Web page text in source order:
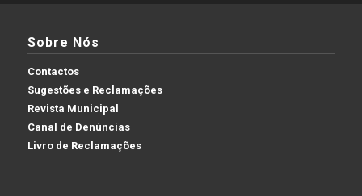
Sobre Nós
Contactos
Sugestões e Reclamações
Revista Municipal
Canal de Denúncias
Livro de Reclamações